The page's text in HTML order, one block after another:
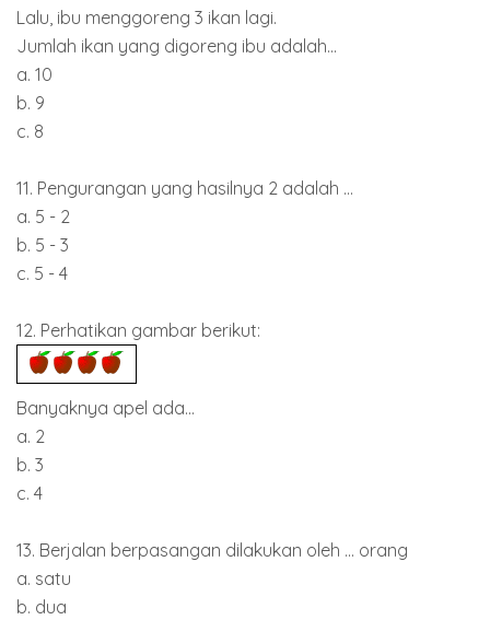
Lalu, ibu menggoreng 3 ikan lagi.
Jumlah ikan yang digoreng ibu adalah...
a. 10
b. 9
c. 8
11. Pengurangan yang hasilnya 2 adalah ...
a. 5 - 2
b. 5 - 3
c. 5 - 4
12. Perhatikan gambar berikut:
Banyaknya apel ada...
a. 2
b. 3
c. 4
13. Berjalan berpasangan dilakukan oleh ... orang
a. satu
b. dua